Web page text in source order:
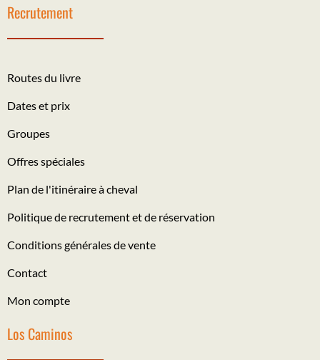
Recrutement
Routes du livre
Dates et prix
Groupes
Offres spéciales
Plan de l'itinéraire à cheval
Politique de recrutement et de réservation
Conditions générales de vente
Contact
Mon compte
Los Caminos